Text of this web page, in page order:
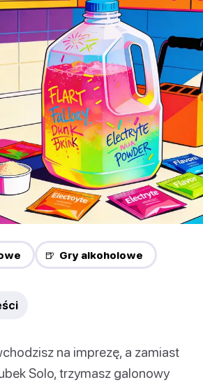
🍺 Gry alkoholowe
na imprezę, a zamiast
Solo, trzymasz galonowy